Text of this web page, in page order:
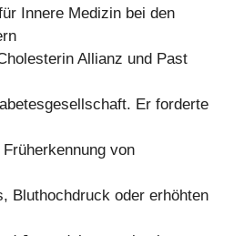
Innere Medizin bei den
Allianz und Past
Er forderte
von
Bluthochdruck oder erhöhten